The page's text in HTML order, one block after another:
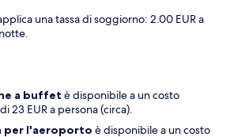
una tassa di soggiorno: 2.00 EUR a
a buffet è disponibile a un costo
23 EUR a persona (circa).
per l'aeroporto è disponibile a un costo